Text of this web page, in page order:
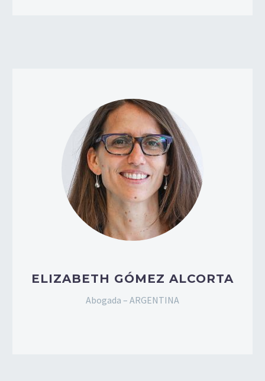
ELIZABETH GÓMEZ ALCORTA
Abogada – ARGENTINA